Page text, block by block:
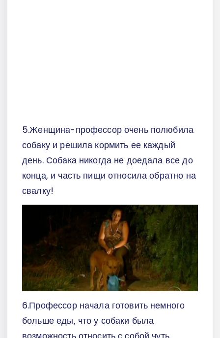
5.Женщина-профессор очень полюбила
собаку и решила кормить ее каждый
день. Собака никогда не доедала все до
конца, и часть пищи относила обратно на
свалку!
6.Профессор начала готовить немного
больше еды, что у собаки была